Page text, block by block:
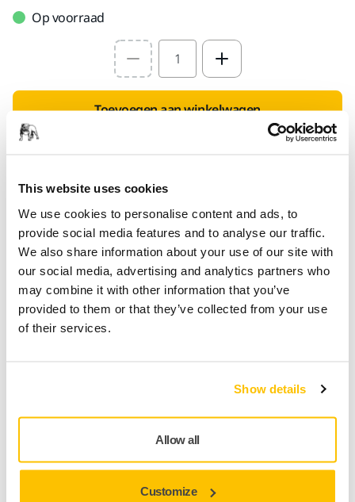
This website uses cookies
We use cookies to personalise content and ads, to
provide social media features and to analyse our traffic.
We also share information about your use of our site with
our social media, advertising and analytics partners who
may combine it with other information that you’ve
provided to them or that they’ve collected from your use
of their services.
Show details
Allow all
Customize
Op voorraad
Select quantity value
Toevoegen aan winkelwagen
incl. btw
Veilige betaling
Track & Trace
Downloads
Zoals de naam al aangeeft, richt de Geoptimaliseerde
is een beslissende factor. Naast het maximaliseren van de
prestaties van elke afzonderlijke fase van het proces, is elke